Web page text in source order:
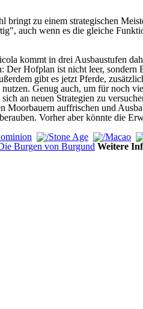
bringt zu einem strategischen
auch wenn es die gleiche
kommt in drei Ausbaustufen
Hofplan ist nicht leer, sondern
gibt es jetzt Pferde,
Genug auch, um für noch
an neuen Strategien zu
Moorbauern auffrischen und
Vorher aber könnte die
Weitere